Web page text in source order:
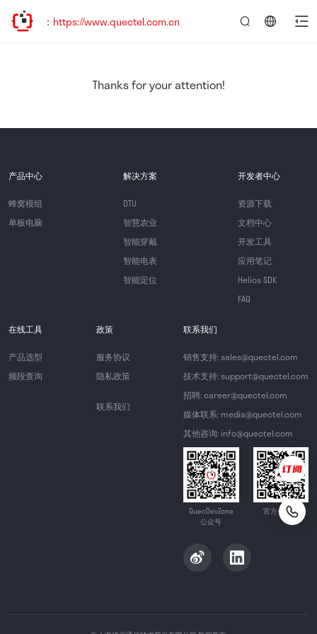
问新址：https://www.quectel.com.cn
Thanks for your attention!
产品中心
蜂窝模组
单板电脑
解决方案
DTU
智慧农业
智能穿戴
智能电表
智能定位
开发者中心
资源下载
文档中心
开发工具
应用笔记
Helios SDK
FAQ
在线工具
产品选型
频段查询
政策
服务协议
隐私政策
联系我们
联系我们
销售支持: sales@quectel.com
技术支持: support@quectel.com
招聘: career@quectel.com
媒体联系: media@quectel.com
其他咨询: info@quectel.com
QuecDevZone
公众号
官方公众号